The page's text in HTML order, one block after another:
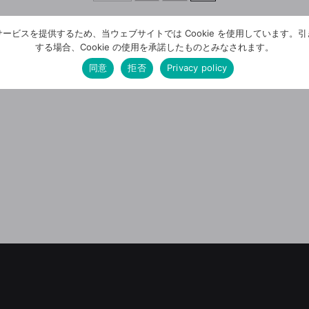
ービスを提供するため、当ウェブサイトでは Cookie を使用しています。引
する場合、Cookie の使用を承諾したものとみなされます。
同意
拒否 Privacy policy